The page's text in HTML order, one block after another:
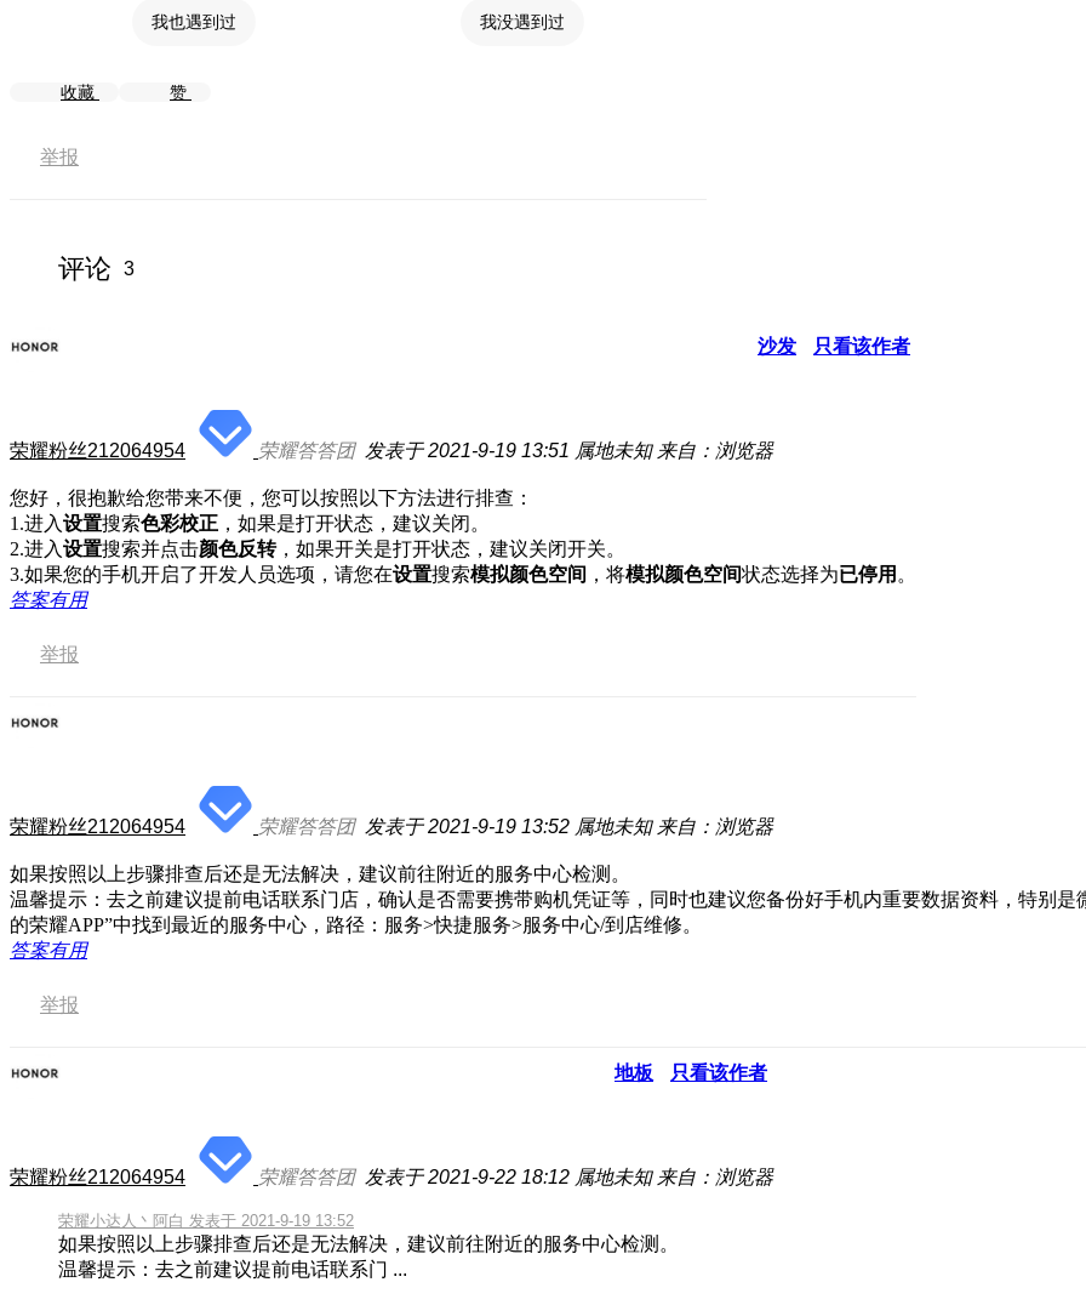
我也遇到过 我没遇到过
收藏 赞
举报
评论 3
沙发 只看该作者
荣耀粉丝212064954 荣耀答答团 发表于 2021-9-19 13:51 属地未知 来自：浏览器
您好，很抱歉给您带来不便，您可以按照以下方法进行排查：
1.进入设置搜索色彩校正 ，如果是打开状态，建议关闭。
2.进入设置搜索并点击颜色反转，如果开关是打开状态，建议关闭开关。
3.如果您的手机开启了开发人员选项，请您在设置搜索模拟颜色空间 ，将模拟颜色空间状态选择为已停用 。
答案有用
举报
荣耀粉丝212064954 荣耀答答团 发表于 2021-9-19 13:52 属地未知 来自：浏览器
如果按照以上步骤排查后还是无法解决，建议前往附近的服务中心检测。
温馨提示：去之前建议提前电话联系门店，确认是否需要携带购机凭证等，同时也建议您备份好手机内重要数据资料，特别
的荣耀APP”中找到最近的服务中心，路径：服务>快捷服务>服务中心/到店维修。
答案有用
举报
地板 只看该作者
荣耀粉丝212064954 荣耀答答团 发表于 2021-9-22 18:12 属地未知 来自：浏览器
荣耀小达人丶阿白 发表于 2021-9-19 13:52
如果按照以上步骤排查后还是无法解决，建议前往附近的服务中心检测。
温馨提示：去之前建议提前电话联系门 ...